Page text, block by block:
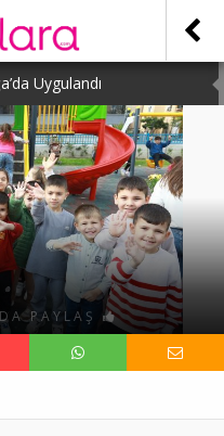
Uygulandı
Büyüledi
ve Güçlü”
PAYLAŞ